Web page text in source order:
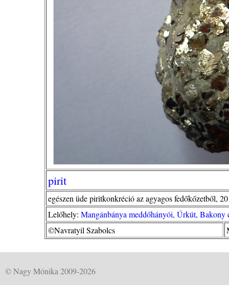
pirit
egészen üde piritkonkréció az agyagos fedőkőzetből,
Lelőhely: Mangánbánya meddőhányói, Úrkút, Bakony
©Navratyil Szabolcs
© Nagy Mónika 2009-2026